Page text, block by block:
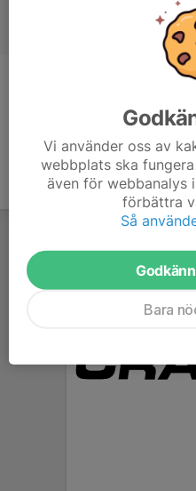
Vi använder oss av
webbplats ska
även för webbanalys
förbättra
Så
Bara